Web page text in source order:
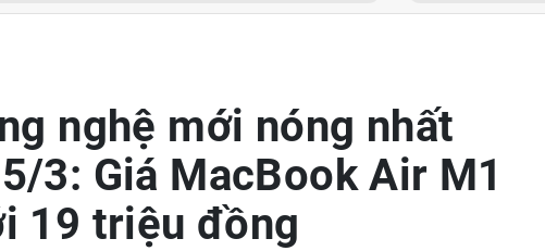
nghệ mới nóng nhất
3: Giá MacBook Air M1
19 triệu đồng